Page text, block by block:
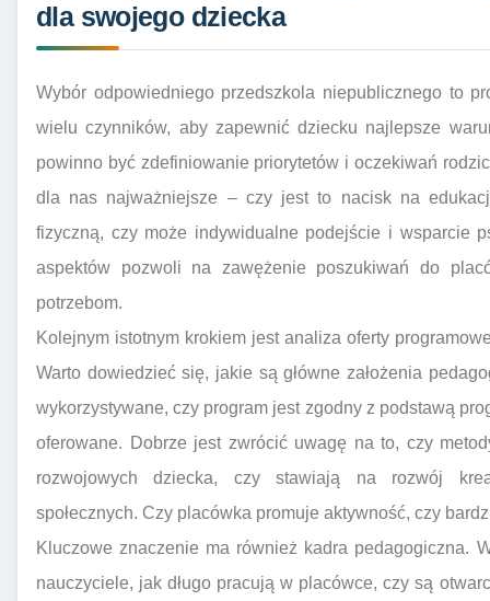
dla swojego dziecka
Wybór odpowiedniego przedszkola niepublicznego to
wielu czynników, aby zapewnić dziecku najlepsze
powinno być zdefiniowanie priorytetów i oczekiwań
dla nas najważniejsze – czy jest to nacisk na
fizyczną, czy może indywidualne podejście i wsparcie
aspektów pozwoli na zawężenie poszukiwań do
potrzebom.
Kolejnym istotnym krokiem jest analiza oferty
Warto dowiedzieć się, jakie są główne założenia
wykorzystywane, czy program jest zgodny z podstawą
oferowane. Dobrze jest zwrócić uwagę na to, czy
rozwojowych dziecka, czy stawiają na rozwój
społecznych. Czy placówka promuje aktywność, czy
Kluczowe znaczenie ma również kadra pedagogiczna.
nauczyciele, jak długo pracują w placówce, czy są